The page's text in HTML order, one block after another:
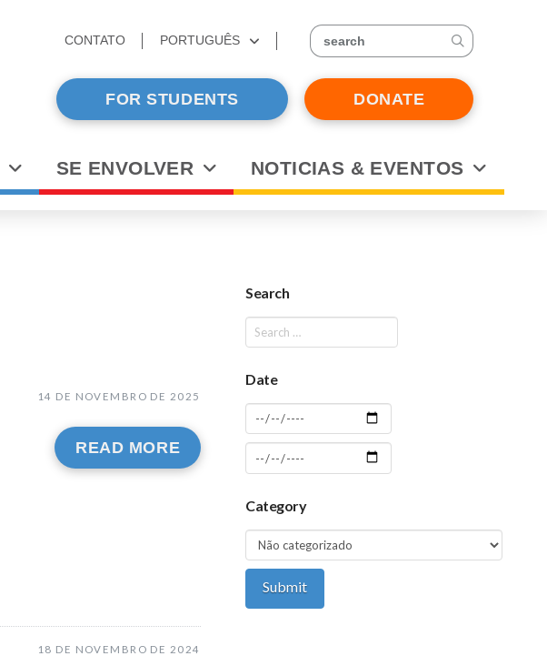
CONTATO PORTUGUÊS search
FOR STUDENTS DONATE
SE ENVOLVER NOTICIAS & EVENTOS
14 DE NOVEMBRO DE 2025
READ MORE
18 DE NOVEMBRO DE 2024
Search
Date
Category